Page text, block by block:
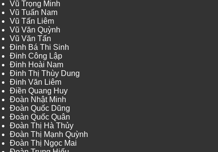
Vũ Trọng Minh
Vũ Tuấn Nam
Vũ Tấn Liêm
Vũ Văn Quỳnh
Vũ Văn Tấn
Đinh Bá Thi Sinh
Đinh Công Lập
Đinh Hoài Nam
Đinh Thị Thùy Dung
Đinh Văn Liêm
Điền Quang Huy
Đoàn Nhật Minh
Đoàn Quốc Dũng
Đoàn Quốc Quân
Đoàn Thị Hà Thủy
Đoàn Thị Mạnh Quỳnh
Đoàn Thị Ngọc Mai